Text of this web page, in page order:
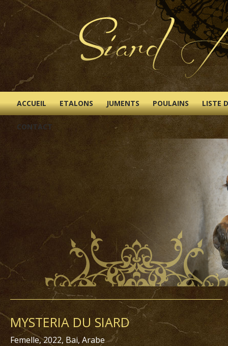
ACCUEIL ETALONS JUMENTS POULAINS LISTE
CONTACT
MYSTERIA DU SIARD
Femelle, 2022, Bai, Arabe